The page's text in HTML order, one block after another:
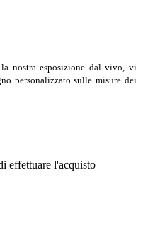
la nostra esposizione dal vivo, vi
personalizzato sulle misure dei
effettuare l'acquisto